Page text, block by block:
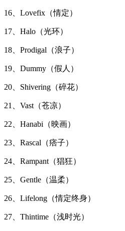
16、Lovefix（情定）
17、Halo（光环）
18、Prodigal（浪子）
19、Dummy（假人）
20、Shivering（碎花）
21、Vast（苍凉）
22、Hanabi（映画）
23、Rascal（痞子）
24、Rampant（猖狂）
25、Gentle（温柔）
26、Lifelong（情定终身）
27、Thintime（浅时光）